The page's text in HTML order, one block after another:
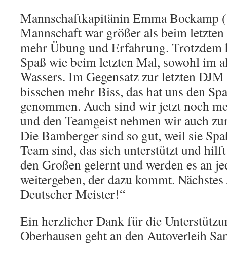
Mannschaftkapitänin Emma Bockamp
Mannschaft war größer als beim
mehr Übung und Erfahrung.
Spaß wie beim letzten Mal, sowohl im
Wassers. Im Gegensatz zur letzten
bisschen mehr Biss, das hat uns den
genommen. Auch sind wir jetzt noch
und den Teamgeist nehmen wir auch
Die Bamberger sind so gut, weil sie
Team sind, das sich unterstützt und
den Großen gelernt und werden es an
weitergeben, der dazu kommt.
Deutscher Meister!“
Ein herzlicher Dank für die
Oberhausen geht an den Autoverleih